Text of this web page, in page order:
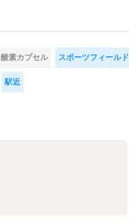
酸素カプセル スポーツフィールド
駅近